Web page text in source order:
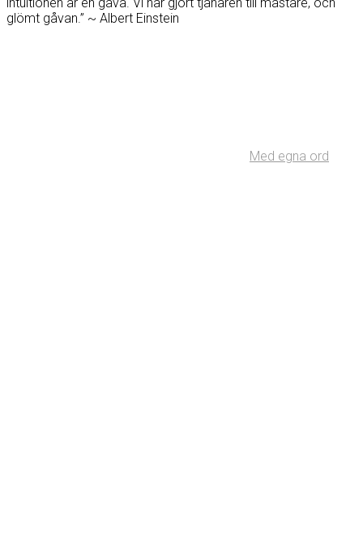
glömt gåvan.” ~ Albert Einstein
Med egna ord